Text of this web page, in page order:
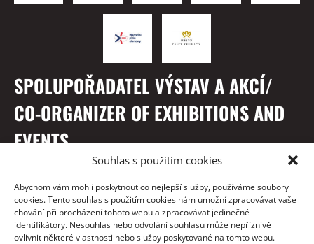
Souhlas s použitím cookies
Abychom vám mohli poskytnout co nejlepší služby, používáme soubory
cookies. Tento souhlas s použitím cookies nám umožní zpracovávat vaše
chování při procházení tohoto webu a zpracovávat jedinečné
identifikátory. Nesouhlas nebo odvolání souhlasu může nepříznivě
ovlivnit některé vlastnosti nebo služby poskytované na tomto webu.
SPOLUPOŘADATEL VÝSTAV A AKCÍ/
CO-ORGANIZER OF EXHIBITIONS AND
EVENTS